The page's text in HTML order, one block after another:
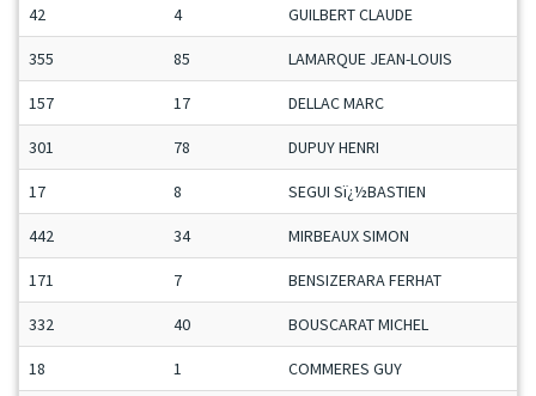
42 4 GUILBERT CLAUDE
355 85 LAMARQUE JEAN-LOUIS
157 17 DELLAC MARC
301 78 DUPUY HENRI
17 8 SEGUI Sï¿½BASTIEN
442 34 MIRBEAUX SIMON
171 7 BENSIZERARA FERHAT
332 40 BOUSCARAT MICHEL
18 1 COMMERES GUY